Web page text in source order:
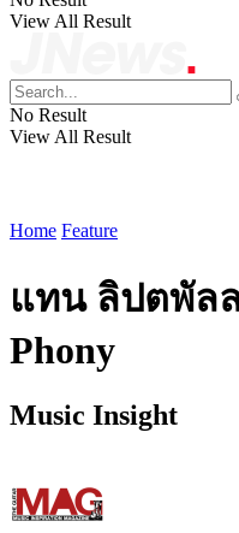
View All Result
No Result
View All Result
Home Feature
แทน ลิปตพัลล
Phony
Music Insight